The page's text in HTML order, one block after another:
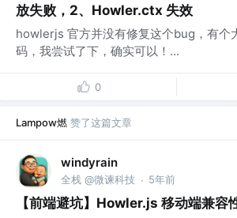
放失败，2、Howler.ctx 失效
howlerjs 官方并没有修复这个bug，有个
码，我尝试了下，确实可以！...
0
Lampow燃 赞了这篇文章
windyrain
全栈 @微谏科技 · 5年前
【前端避坑】Howler.js 移动端兼容